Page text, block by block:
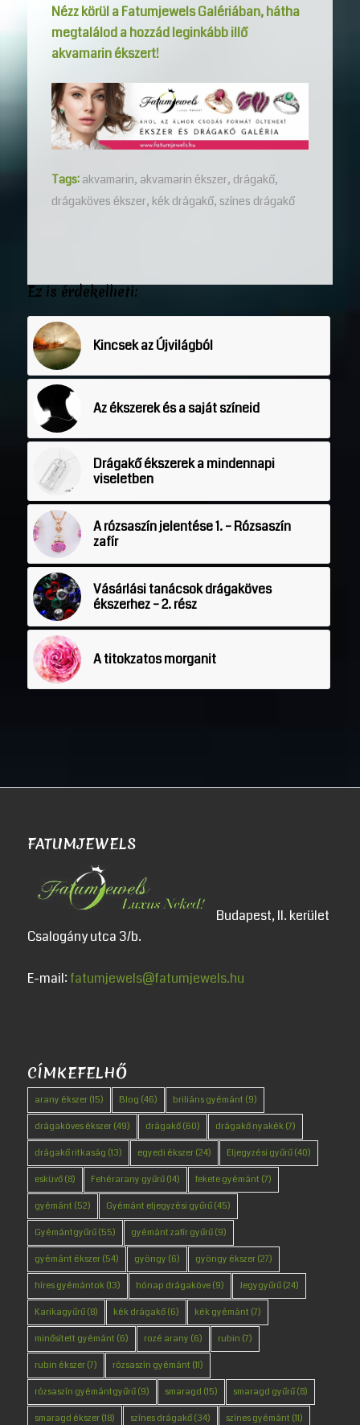
Nézz körül a Fatumjewels Galériában, hátha
megtalálod a hozzád leginkább illő
akvamarin ékszert!
Tags: akvamarin, akvamarin ékszer, drágakő,
drágaköves ékszer, kék drágakő, színes drágakő
Ez is érdekelheti:
Kincsek az Újvilágból
Az ékszerek és a saját színeid
Drágakő ékszerek a mindennapi
viseletben
A rózsaszín jelentése 1. – Rózsaszín
zafír
Vásárlási tanácsok drágaköves
ékszerhez – 2. rész
A titokzatos morganit
FATUMJEWELS
Budapest, II. kerület
Csalogány utca 3/b.
E-mail: fatumjewels@fatumjewels.hu
CÍMKEFELHŐ
arany ékszer(15) Blog (46) briliáns gyémánt (9)
drágaköves ékszer(49) drágakő(60) drágakő nyakék(7)
drágakő ritkaság (13) egyedi ékszer(24) Eljegyzési gyűrű(40)
esküvő(8) Fehérarany gyűrű(14) fekete gyémánt (7)
gyémánt (52) Gyémánt eljegyzési gyűrű(45)
Gyémántgyűrű(55) gyémánt zafír gyűrű(9)
gyémánt ékszer(54) gyöngy (6) gyöngy ékszer(27)
híres gyémántok(13) hónap drágaköve(9) Jegygyűrű(24)
Karikagyűrű(8) kék drágakő(6) kék gyémánt (7)
minősített gyémánt (6) rozé arany (6) rubin (7)
rubin ékszer(7) rózsaszín gyémánt (11)
rózsaszín gyémántgyűrű(9) smaragd (15) smaragd gyűrű(8)
smaragd ékszer(18) színes drágakő(34) színes gyémánt (11)